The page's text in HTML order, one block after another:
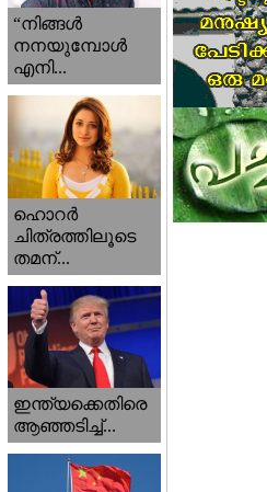
“നിങ്ങള്‍
നനയുമ്പോള്‍
എനി...
ഹൊറര്‍
ചിത്രത്തിലൂടെ
തമന്...
ഇന്ത്യക്കെതിരെ
ആഞ്ഞടിച്ച്...